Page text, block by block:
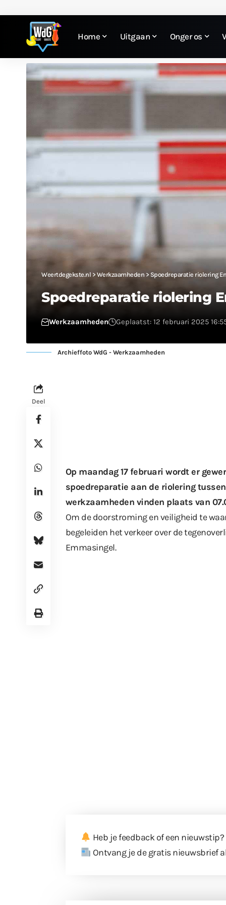
Home Uitgaan Onger os
Weertdegekste.nl > Werkzaamheden > Spoedreparatie riolering
Spoedreparatie riolering
Werkzaamheden Geplaatst: 12 februari 2025
Archieffoto WdG - Werkzaamheden
Deel
Op maandag 17 februari wordt er
spoedreparatie aan de riolering
werkzaamheden vinden plaats van
Om de doorstroming en veiligheid te
begeleiden het verkeer over de
Emmasingel.
Heb je feedback of een nieuwstip?
Ontvang je de gratis nieuwsbrief